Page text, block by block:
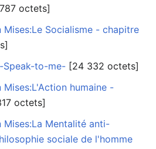
octets]
Mises:Le Socialisme - chapitre
to-me- ‎[24 332 octets]
Mises:L'Action humaine -
octets]
Mises:La Mentalité anti-
sociale de l'homme